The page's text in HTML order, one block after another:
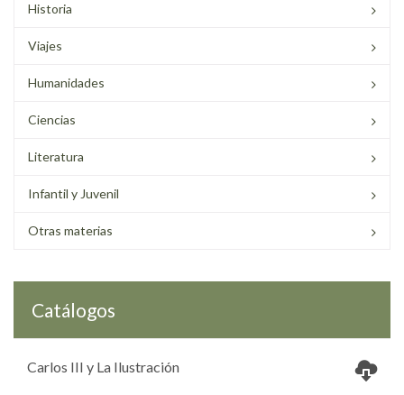
Historia
Viajes
Humanidades
Ciencias
Literatura
Infantil y Juvenil
Otras materias
Catálogos
Carlos III y La Ilustración